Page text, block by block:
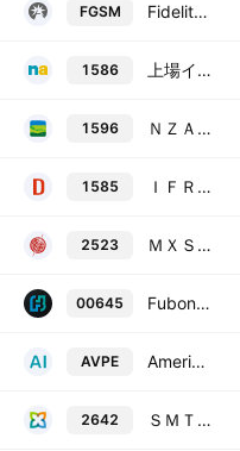
FGSM Fidelity Global Small-Mid Cap Equity Fund ETF Series units Trust Units
1586 上場インデックスファンドＴＯＰＩＸ ＥＸ－ＦＩＮＡＮＣＩＡＬＳ
1596 ＮＺＡＭ 上場投信 ＴＯＰＩＸ ＥＸ－ＦＩＮＡＮＣＩＡＬＳ
1585 ＩＦＲＥＥＥＴＦ ＴＯＰＩＸ ＥＸ－ＦＩＮＡＮＣＩＡＬＳ
2523 ＭＸＳトピ除く金融
00645 Fubon TOPIX ETF
AVPE American Century ICAV - Avantis Pacific Equity Ucits Etf
2642 ＳＭＴ低炭素日本株